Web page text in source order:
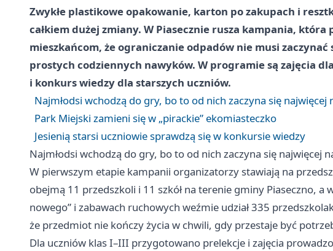
Zwykłe plastikowe opakowanie, karton po zakupach i
całkiem dużej zmiany. W Piasecznie rusza kampania, która
mieszkańcom, że ograniczanie odpadów nie musi zaczynać
prostych codziennych nawyków. W programie są zajęcia
i konkurs wiedzy dla starszych uczniów.
Najmłodsi wchodzą do gry, bo to od nich zaczyna się najwięcej
Park Miejski zamieni się w „pirackie” ekomiasteczko
Jesienią starsi uczniowie sprawdzą się w konkursie wiedzy
Najmłodsi wchodzą do gry, bo to od nich zaczyna się najwięcej
W pierwszym etapie kampanii organizatorzy stawiają na
obejmą 11 przedszkoli i 11 szkół na terenie gminy Piaseczno, a
nowego” i zabawach ruchowych weźmie udział 335
że przedmiot nie kończy życia w chwili, gdy przestaje być
Dla uczniów klas I–III przygotowano prelekcje i zajęcia